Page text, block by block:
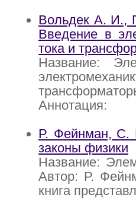
Вольдек А. И.,
Введение в
тока и
Название:
Аннотация:
Р. Фейнман, С.
законы физики
Название:
Автор: Р.
книга